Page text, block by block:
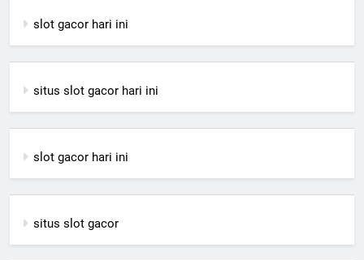
slot gacor hari ini
situs slot gacor hari ini
slot gacor hari ini
situs slot gacor